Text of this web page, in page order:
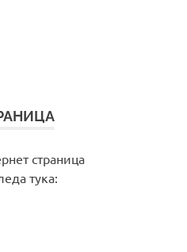
страница
тука: